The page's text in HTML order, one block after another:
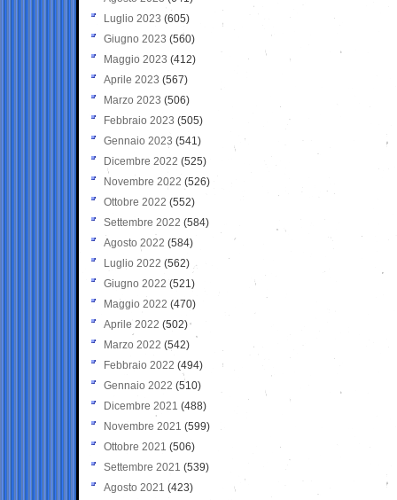
Luglio 2023 (605)
Giugno 2023 (560)
Maggio 2023 (412)
Aprile 2023 (567)
Marzo 2023 (506)
Febbraio 2023 (505)
Gennaio 2023 (541)
Dicembre 2022 (525)
Novembre 2022 (526)
Ottobre 2022 (552)
Settembre 2022 (584)
Agosto 2022 (584)
Luglio 2022 (562)
Giugno 2022 (521)
Maggio 2022 (470)
Aprile 2022 (502)
Marzo 2022 (542)
Febbraio 2022 (494)
Gennaio 2022 (510)
Dicembre 2021 (488)
Novembre 2021 (599)
Ottobre 2021 (506)
Settembre 2021 (539)
Agosto 2021 (423)